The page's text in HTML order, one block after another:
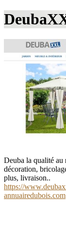
Deuba la qualité au
décoration,
plus, livraison..
https://
annuairedubois.com